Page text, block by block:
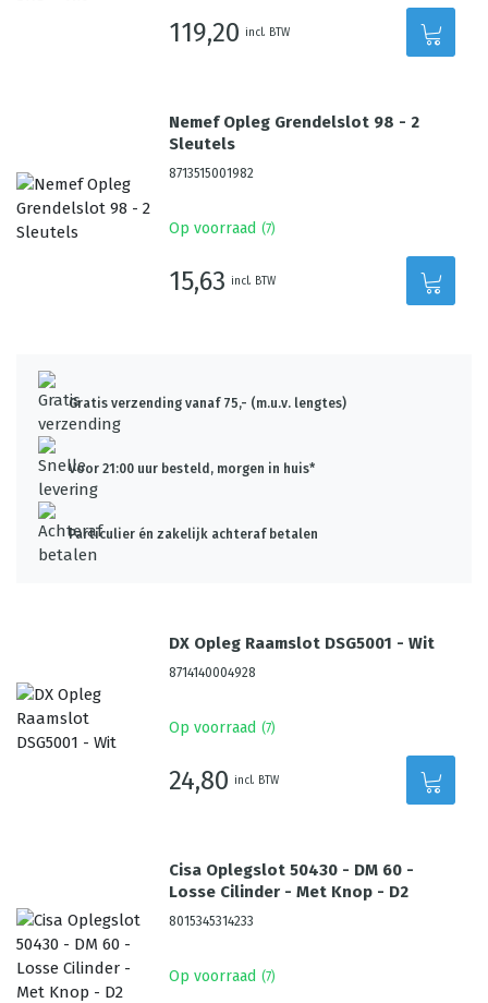
119,20 incl. BTW
Nemef Opleg Grendelslot 98 - 2
Sleutels
8713515001982
Op voorraad (7)
15,63 incl. BTW
Gratis verzending vanaf 75,- (m.u.v. lengtes)
Voor 21:00 uur besteld, morgen in huis*
Particulier én zakelijk achteraf betalen
DX Opleg Raamslot DSG5001 - Wit
8714140004928
Op voorraad (7)
24,80 incl. BTW
Cisa Oplegslot 50430 - DM 60 -
Losse Cilinder - Met Knop - D2
8015345314233
Op voorraad (7)